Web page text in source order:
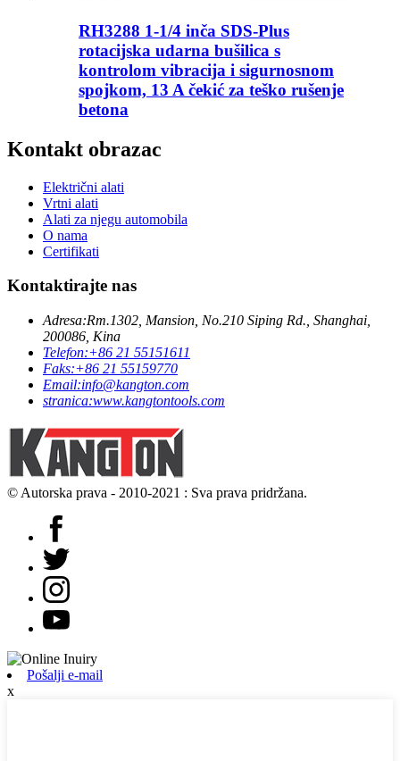
RH3288 1-1/4 inča SDS-Plus
rotacijska udarna bušilica s
kontrolom vibracija i sigurnosnom
spojkom, 13 A čekić za teško rušenje
betona
Kontakt obrazac
Električni alati
Vrtni alati
Alati za njegu automobila
O nama
Certifikati
Kontaktirajte nas
Adresa:Rm.1302, Mansion, No.210 Siping Rd., Shanghai,
200086, Kina
Telefon:+86 21 55151611
Faks:+86 21 55159770
Email:info@kangton.com
stranica:www.kangtontools.com
© Autorska prava - 2010-2021 : Sva prava pridržana.
Pošalji e-mail
x